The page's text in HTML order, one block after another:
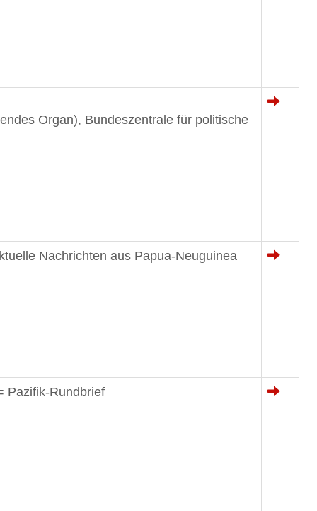
Organ), Bundeszentrale für politische
Nachrichten aus Papua-Neuguinea
Pazifik-Rundbrief